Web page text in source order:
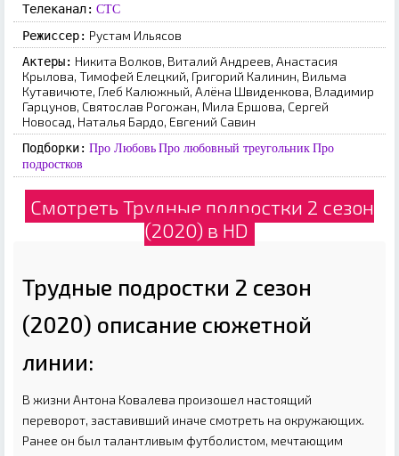
Телеканал: СТС
Режиссер: Рустам Ильясов
Актеры: Никита Волков, Виталий Андреев, Анастасия
Крылова, Тимофей Елецкий, Григорий Калинин, Вильма
Кутавичюте, Глеб Калюжный, Алёна Швиденкова, Владимир
Гарцунов, Святослав Рогожан, Мила Ершова, Сергей
Новосад, Наталья Бардо, Евгений Савин
Подборки: Про Любовь Про любовный треугольник Про
подростков
Смотреть Трудные подростки 2 сезон
(2020) в HD
Трудные подростки 2 сезон
(2020) описание сюжетной
линии:
В жизни Антона Ковалева произошел настоящий
переворот, заставивший иначе смотреть на окружающих.
Ранее он был талантливым футболистом, мечтающим